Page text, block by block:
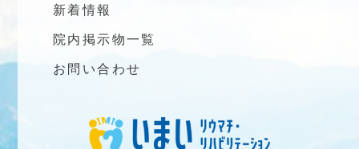
新着情報
院内掲示物一覧
お問い合わせ